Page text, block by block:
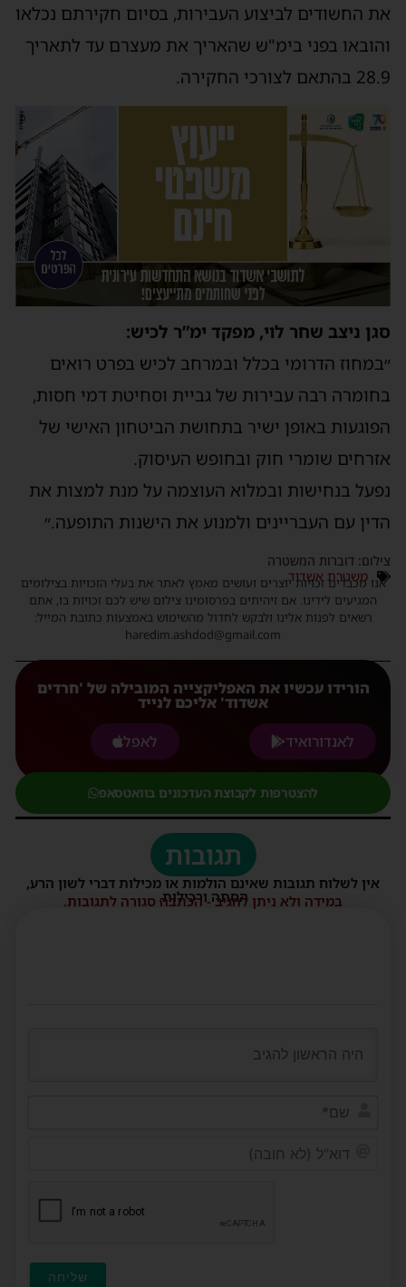
את החשודים לביצוע העבירות, בסיום חקירתם נכלאו
והובאו בפני בימ"ש שהאריך את מעצרם עד לתאריך
28.9 בהתאם לצורכי החקירה.
סגן ניצב שחר לוי, מפקד ימ”ר לכיש:
״במחוז הדרומי בכלל ובמרחב לכיש בפרט רואים
בחומרה רבה עבירות של גביית וסחיטת דמי חסות,
הפוגעות באופן ישיר בתחושת הביטחון האישי של
אזרחים שומרי חוק ובחופש העיסוק.
נפעל בנחישות ובמלוא העוצמה על מנת למצות את
הדין עם העבריינים ולמנוע את הישנות התופעה.״
צילום: דוברות המשטרה
משטרת אשדוד
אנו מכבדים זכויות יוצרים ועושים מאמץ לאתר את בעלי הזכויות בצילומים
המגיעים לידינו. אם זיהיתים בפרסומינו צילום שיש לכם זכויות בו, אתם
רשאים לפנות אלינו ולבקש לחדול מהשימוש באמצעות כתובת המייל:
haredim.ashdod@gmail.com
הורידו עכשיו את האפליקצייה המובילה של 'חרדים
אשדוד' אליכם לנייד
לאנדורואיד
לאפל
להצטרפות לקבוצת העדכונים בוואטסאפ
תגובות
אין לשלוח תגובות שאינם הולמות או מכילות דברי לשון הרע,
הסתה ורכילות.
במידה ולא ניתן להגיב - הכתבה סגורה לתגובות.